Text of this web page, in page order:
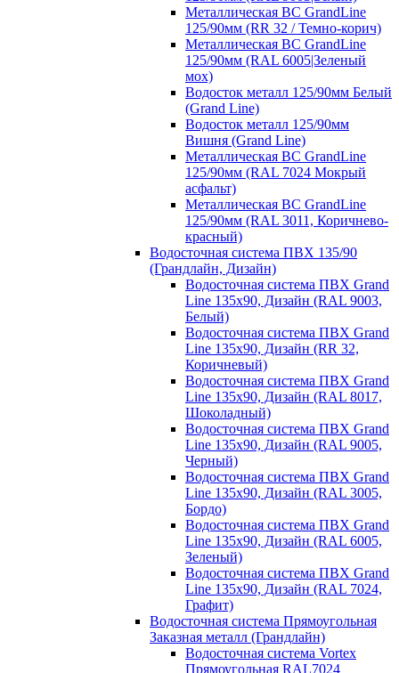
Металлическая ВС GrandLine
125/90мм (RR 32 / Темно-корич)
Металлическая ВС GrandLine
125/90мм (RAL 6005|Зеленый
мох)
Водосток металл 125/90мм Белый
(Grand Line)
Водосток металл 125/90мм
Вишня (Grand Line)
Металлическая ВС GrandLine
125/90мм (RAL 7024 Мокрый
асфальт)
Металлическая ВС GrandLine
125/90мм (RAL 3011, Коричнево-
красный)
Водосточная система ПВХ 135/90
(Грандлайн, Дизайн)
Водосточная система ПВХ Grand
Line 135х90, Дизайн (RAL 9003,
Белый)
Водосточная система ПВХ Grand
Line 135х90, Дизайн (RR 32,
Коричневый)
Водосточная система ПВХ Grand
Line 135х90, Дизайн (RAL 8017,
Шоколадный)
Водосточная система ПВХ Grand
Line 135х90, Дизайн (RAL 9005,
Черный)
Водосточная система ПВХ Grand
Line 135х90, Дизайн (RAL 3005,
Бордо)
Водосточная система ПВХ Grand
Line 135х90, Дизайн (RAL 6005,
Зеленый)
Водосточная система ПВХ Grand
Line 135х90, Дизайн (RAL 7024,
Графит)
Водосточная система Прямоугольная
Заказная металл (Грандлайн)
Водосточная система Vortex
Прямоугольная RAL7024